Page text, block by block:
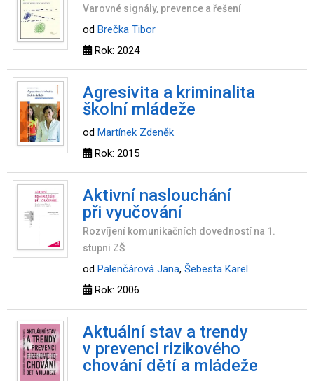
Varovné signály, prevence a řešení
od Brečka Tibor
Rok: 2024
Agresivita a kriminalita
školní mládeže
od Martínek Zdeněk
Rok: 2015
Aktivní naslouchání
při vyučování
Rozvíjení komunikačních dovedností na 1.
stupni ZŠ
od Palenčárová Jana, Šebesta Karel
Rok: 2006
Aktuální stav a trendy
v prevenci rizikového
chování dětí a mládeže